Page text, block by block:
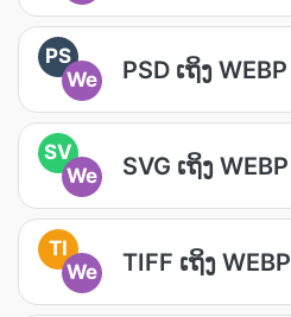
PS
We
PSD ເຖິງ WEBP
SV
We
SVG ເຖິງ WEBP
TI
We
TIFF ເຖິງ WEBP